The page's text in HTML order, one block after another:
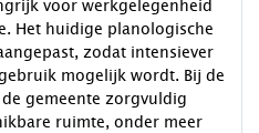
voor werkgelegenheid
Het huidige planologische
zodat intensiever
mogelijk wordt. Bij de
gemeente zorgvuldig
ruimte, onder meer